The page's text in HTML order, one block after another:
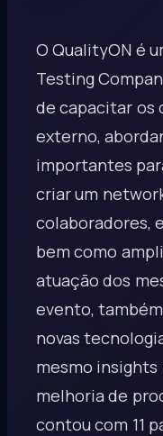
O QualityON é
Testing
de capacitar os
externo,
importantes
criar um
colaboradores,
bem como
atuação dos
evento,
novas
mesmo insights
melhoria de
contou com 11